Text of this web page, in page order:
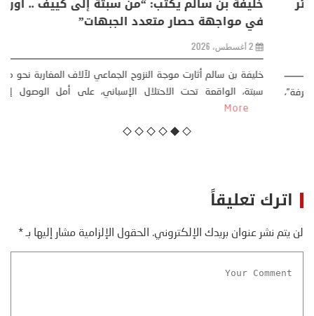
من ظاهرة طبيعية .. تحول اجتماعي وحضاري (
مقاربة سوسيولوجية )
كتب: منذر بالضيافي بدأت قصتي مع التغييرات المناخية ” المتطرفة”،
منذ نهاية ثمانينات القرن الماضي، حين أطردنا ...
اترك تعليقاً
لن يتم نشر عنوان بريدك الإلكتروني. الحقول الإلزامية مشار إليها بـ*